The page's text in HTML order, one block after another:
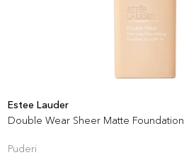
Estee Lauder
Double Wear Sheer Matte Foundation
Puderi